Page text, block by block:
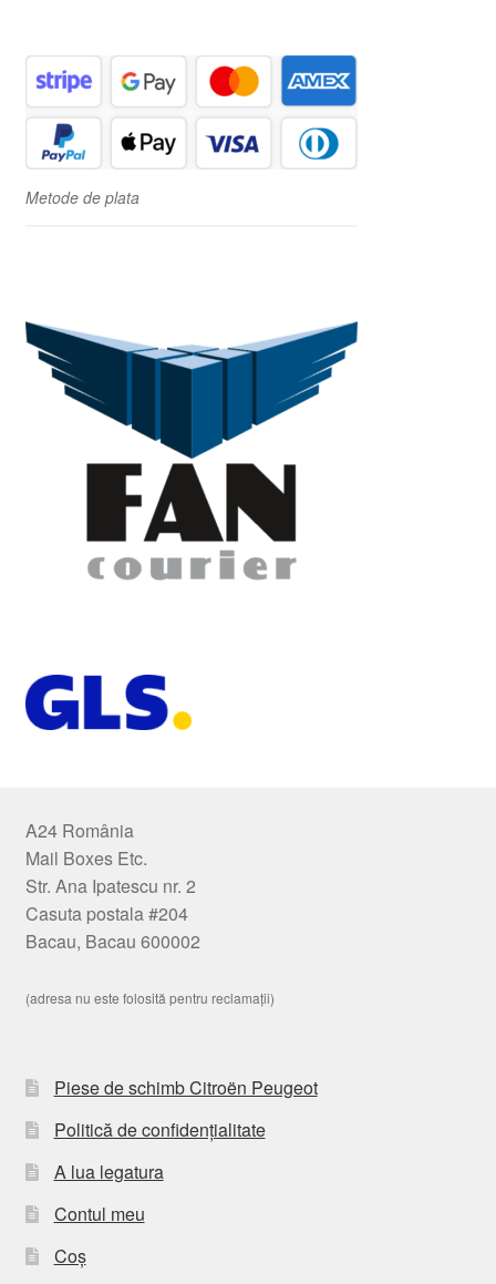
Metode de plata
A24 România
Mail Boxes Etc.
Str. Ana Ipatescu nr. 2
Casuta postala #204
Bacau, Bacau 600002
(adresa nu este folosită pentru reclamații)
Piese de schimb Citroën Peugeot
Politică de confidențialitate
A lua legatura
Contul meu
Coș